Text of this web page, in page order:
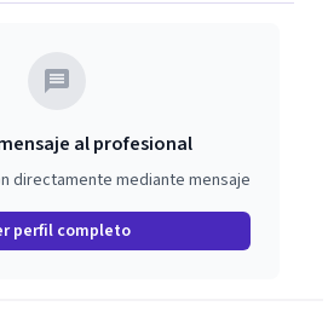
al profesional
directamente mediante mensaje
perfil completo